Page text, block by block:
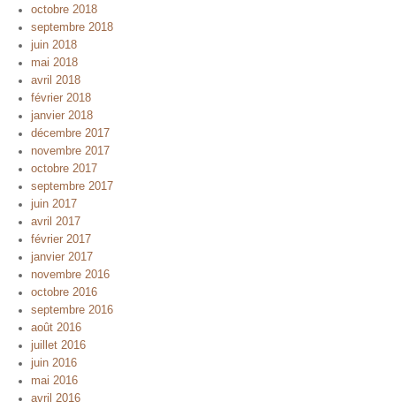
octobre 2018
septembre 2018
juin 2018
mai 2018
avril 2018
février 2018
janvier 2018
décembre 2017
novembre 2017
octobre 2017
septembre 2017
juin 2017
avril 2017
février 2017
janvier 2017
novembre 2016
octobre 2016
septembre 2016
août 2016
juillet 2016
juin 2016
mai 2016
avril 2016